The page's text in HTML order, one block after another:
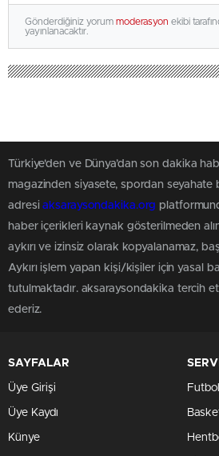
Gönderdiğiniz yorum moderasyon ekibi
yayınlanacaktır.
Türkiye'den ve Dünya’dan son dakika
magazinden siyasete, spordan seyahate
adresiaksaraysondakika.org
haber içerikleri kaynak gösterilmeden
aykırı ve izinsiz olarak kopyalanamaz,
Aykırı işlem yapan kişi/kişiler için yasal
tutulmaktadır. aksaraysondakika tercih
ederiz.
SAYFALAR
Üye Girişi
Üye Kaydı
Künye